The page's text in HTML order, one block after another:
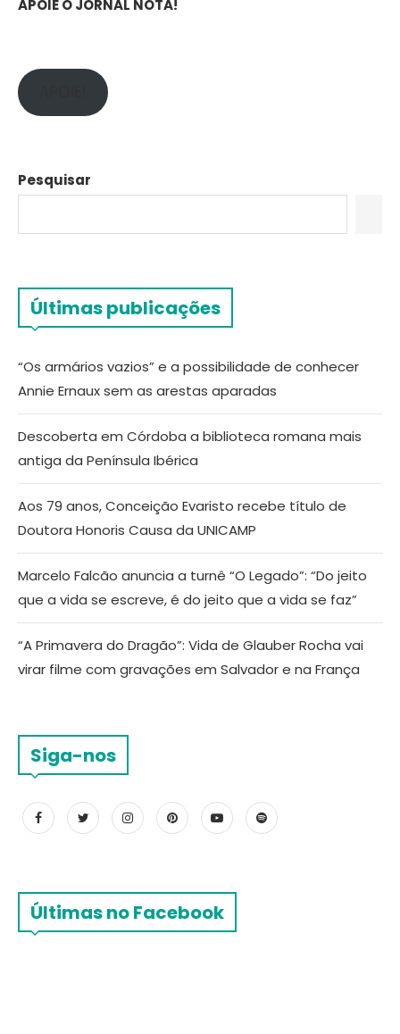
APOIE O JORNAL NOTA!
Pesquisar
Últimas publicações
“Os armários vazios” e a possibilidade de conhecer
Annie Ernaux sem as arestas aparadas
Descoberta em Córdoba a biblioteca romana mais
antiga da Península Ibérica
Aos 79 anos, Conceição Evaristo recebe título de
Doutora Honoris Causa da UNICAMP
Marcelo Falcão anuncia a turnê “O Legado”: “Do jeito
que a vida se escreve, é do jeito que a vida se faz”
“A Primavera do Dragão”: Vida de Glauber Rocha vai
virar filme com gravações em Salvador e na França
Siga-nos
Últimas no Facebook